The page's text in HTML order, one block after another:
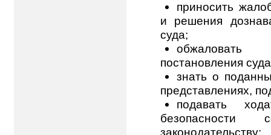
приносить
и решения
суда;
обжаловать
постановления
знать о
представлениях,
подавать
безопасности
законодательству;